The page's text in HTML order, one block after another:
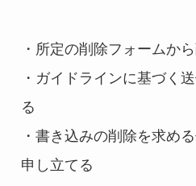
・所定の削除フォームか
・ガイドラインに基づく
る
・書き込みの削除を求め
申し立てる